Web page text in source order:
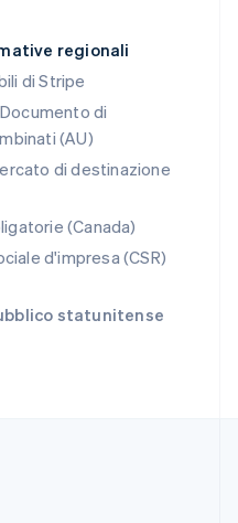
regionali
di Stripe
di
(AU)
di destinazione
(Canada)
d'impresa (CSR)
statunitense